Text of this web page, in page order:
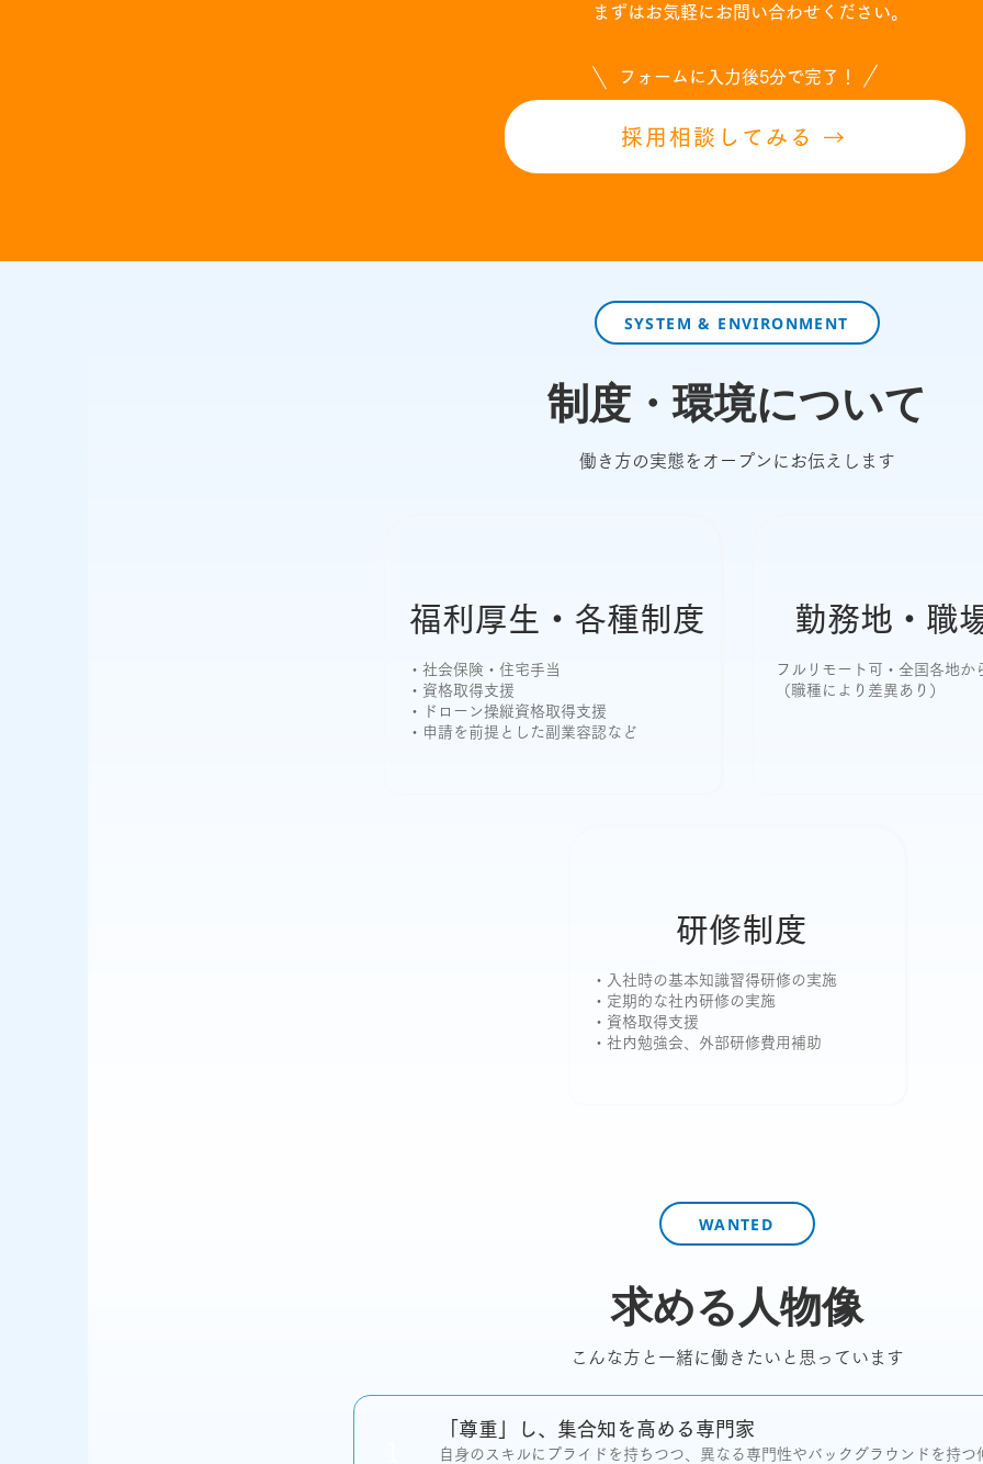
まずは お気軽にお問い合わせください。
フォームに入力後5分で完了！
採用相談してみる →
SYSTEM & ENVIRONMENT
制度・環境について
働き方の実態をオープンにお伝えします
福利厚生・各種制度
・社会保険・住宅手当
・資格取得支援
・ドローン操縦資格取得支援
・申請を前提とした副業容認など
勤務地・職
フルリモート可・全国各地か
（職種により差異あり）
研修制度
・入社時の基本知識習得研修の実施
・定期的な社内研修の実施
・資格取得支援
・社内勉強会、外部研修費用補助
WANTED
求める人物像
こんな方と一緒に働きたいと思っています
「尊重」し、集合知を高める専門家
自身のスキルにプライドを持ちつつ、異なる専門性やバックグラウンドを持つ